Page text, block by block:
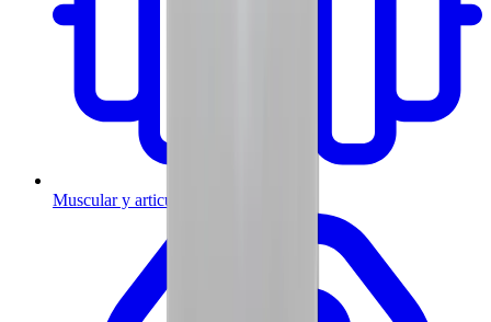
Muscular y articulaciones